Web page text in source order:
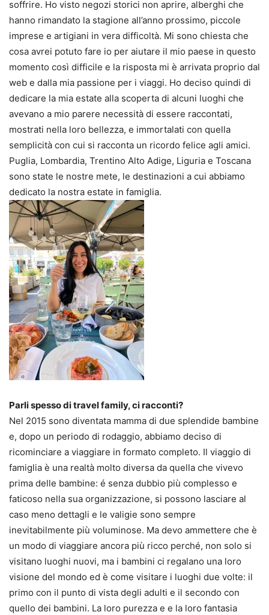
soffrire. Ho visto negozi storici non aprire, alberghi che
hanno rimandato la stagione all’anno prossimo, piccole
imprese e artigiani in vera difficoltà. Mi sono chiesta che
cosa avrei potuto fare io per aiutare il mio paese in questo
momento così difficile e la risposta mi è arrivata proprio dal
web e dalla mia passione per i viaggi. Ho deciso quindi di
dedicare la mia estate alla scoperta di alcuni luoghi che
avevano a mio parere necessità di essere raccontati,
mostrati nella loro bellezza, e immortalati con quella
semplicità con cui si racconta un ricordo felice agli amici.
Puglia, Lombardia, Trentino Alto Adige, Liguria e Toscana
sono state le nostre mete, le destinazioni a cui abbiamo
dedicato la nostra estate in famiglia.
Parli spesso di travel family, ci racconti?
Nel 2015 sono diventata mamma di due splendide bambine
e, dopo un periodo di rodaggio, abbiamo deciso di
ricominciare a viaggiare in formato completo. Il viaggio di
famiglia è una realtà molto diversa da quella che vivevo
prima delle bambine: é senza dubbio più complesso e
faticoso nella sua organizzazione, si possono lasciare al
caso meno dettagli e le valigie sono sempre
inevitabilmente più voluminose. Ma devo ammettere che è
un modo di viaggiare ancora più ricco perché, non solo si
visitano luoghi nuovi, ma i bambini ci regalano una loro
visione del mondo ed è come visitare i luoghi due volte: il
primo con il punto di vista degli adulti e il secondo con
quello dei bambini. La loro purezza e e la loro fantasia